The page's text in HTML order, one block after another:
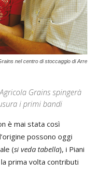
nel centro di stoccaggio di Arre
Grains spingerà
i primi bandi
è mai stata così
possono oggi
(si veda tabella), i Piani
prima volta contributi